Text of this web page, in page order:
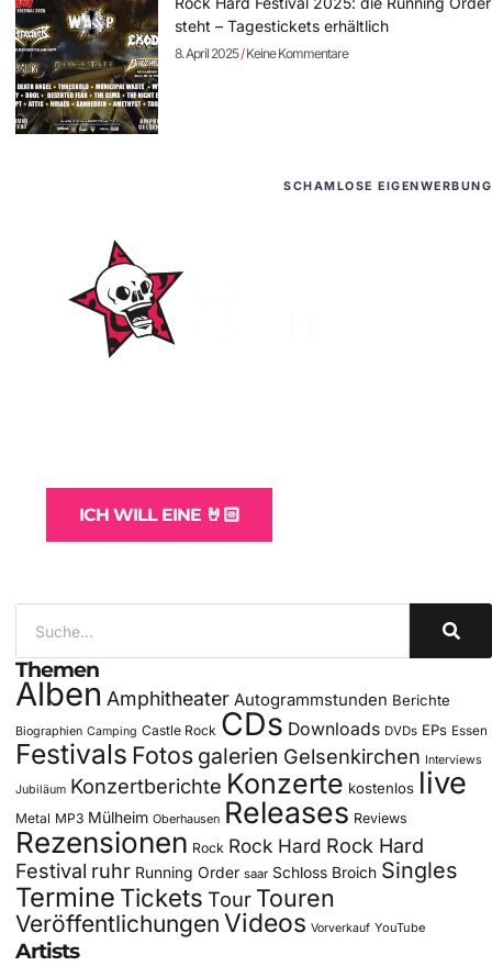
steht – Tagestickets erhältlich
8. April 2025 Keine Kommentare
SCHAMLOSE EIGENWERBUNG
ICH WILL EINE 🤘🏻
Themen
Alben Amphitheater Autogrammstunden Berichte
Biographien Camping Castle Rock CDs Downloads DVDs EPs Essen
Festivals Fotos galerien Gelsenkirchen Interviews
Jubiläum Konzertberichte Konzerte kostenlos live
Metal MP3 Mülheim Oberhausen Releases Reviews
Rezensionen Rock Rock Hard Rock Hard
Festival ruhr Running Order saar Schloss Broich Singles
Termine Tickets Tour Touren
Veröffentlichungen Videos Vorverkauf YouTube
Artists